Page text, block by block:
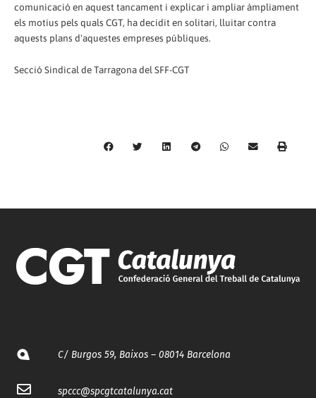
comunicació en aquest tancament i explicar i ampliar àmpliament
els motius pels quals CGT, ha decidit en solitari, lluitar contra
aquests plans d'aquestes empreses públiques.
Secció Sindical de Tarragona del SFF-CGT
C/ Burgos 59, Baixos – 08014 Barcelona
spccc@spcgtcatalunya.cat